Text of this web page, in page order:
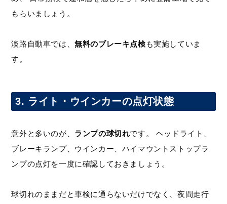
もらいましょう。
淡路自動車では、無料のブレーキ点検も実施していま
す。
3. ライト・ウインカーの点灯状態
意外と多いのが、 ランプの球切れです。 ヘッドライト、
ブレーキランプ、ウインカー、ハイマウントストップラ
ンプの点灯を一度に確認しておきましょう。
球切れのままだと車検に通らないだけでなく、夜間走行